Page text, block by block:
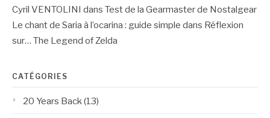
Cyril VENTOLINI dans Test de la Gearmaster de Nostalgear
Le chant de Saria à l’ocarina : guide simple dans Réflexion
sur… The Legend of Zelda
CATÉGORIES
20 Years Back (13)